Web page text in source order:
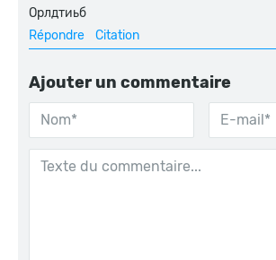
Орлдтиьб
Répondre
Citation
Ajouter un commentaire